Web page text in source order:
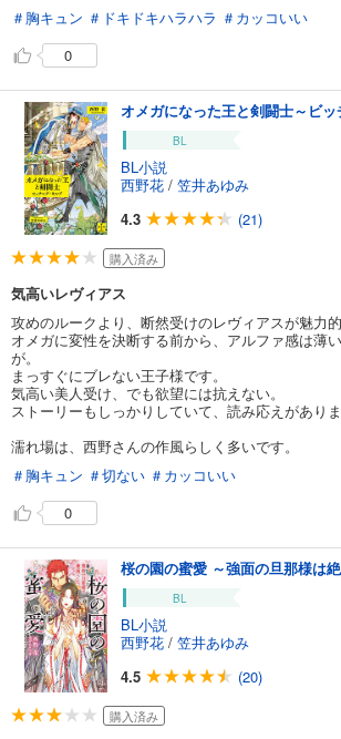
＃胸キュン ＃ドキドキハラハラ ＃カッコいい
0
BL
BL小説
西野花 / 笠井あゆみ
4.3
(21)
購入済み
気高いレヴィアス
攻めのルークより、断然受けのレヴィアスが魅力的
オメガに変性を決断する前から、アルファ感は薄
が。
まっすぐにブレない王子様です。
気高い美人受け、でも欲望には抗えない。
ストーリーもしっかりしていて、読み応えがありま
濡れ場は、西野さんの作風らしく多いです。
＃胸キュン ＃切ない ＃カッコいい
0
BL
BL小説
西野花 / 笠井あゆみ
4.5
(20)
購入済み